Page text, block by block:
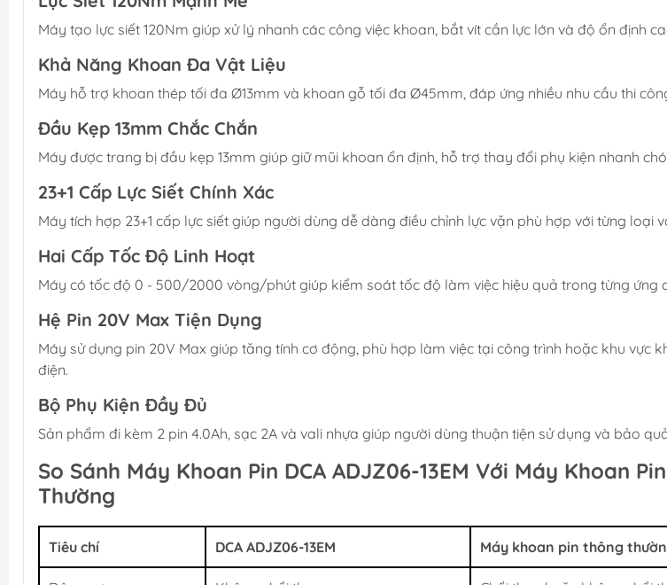
Máy tạo lực siết 120Nm giúp xử lý nhanh các công việc khoan, bắt vít cần lực lớn và độ ổn định
Khả Năng Khoan Đa Vật Liệu
Máy hỗ trợ khoan thép tối đa Ø13mm và khoan gỗ tối đa Ø45mm, đáp ứng nhiều nhu cầu thi
Đầu Kẹp 13mm Chắc Chắn
Máy được trang bị đầu kẹp 13mm giúp giữ mũi khoan ổn định, hỗ trợ thay đổi phụ kiện nhanh
23+1 Cấp Lực Siết Chính Xác
Máy tích hợp 23+1 cấp lực siết giúp người dùng dễ dàng điều chỉnh lực vặn phù hợp với từng loại
Hai Cấp Tốc Độ Linh Hoạt
Máy có tốc độ 0 - 500/2000 vòng/phút giúp kiểm soát tốc độ làm việc hiệu quả trong từng ứng
Hệ Pin 20V Max Tiện Dụng
Máy sử dụng pin 20V Max giúp tăng tính cơ động, phù hợp làm việc tại công trình hoặc khu vực
điện.
Bộ Phụ Kiện Đầy Đủ
Sản phẩm đi kèm 2 pin 4.0Ah, sạc 2A và vali nhựa giúp người dùng thuận tiện sử dụng và bảo
So Sánh Máy Khoan Pin DCA ADJZ06-13EM Với Máy Khoan
Thường
Tiêu chí DCA ADJZ06-13EM Máy khoan pin thông